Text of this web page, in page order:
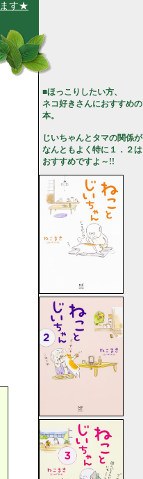
■ほっこりしたい方、
ネコ好きさんにおすすめの
本。
じいちゃんとタマの関係が
なんともよく特に１．２は
おすすめですよ～!!